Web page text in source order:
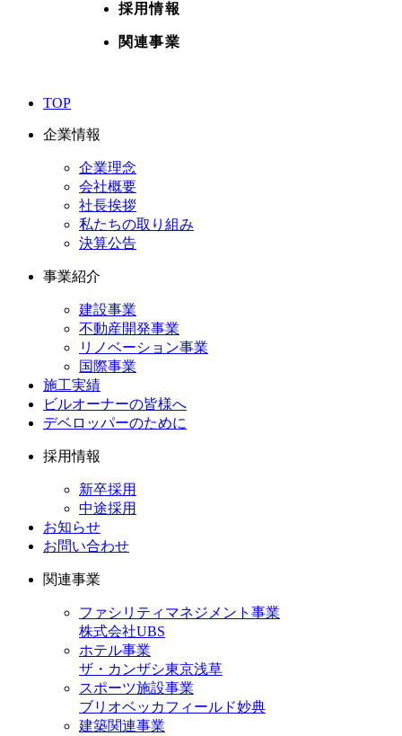
採用情報
関連事業
TOP
企業情報
企業理念
会社概要
社長挨拶
私たちの取り組み
決算公告
事業紹介
建設事業
不動産開発事業
リノベーション事業
国際事業
施工実績
ビルオーナーの皆様へ
デベロッパーのために
採用情報
新卒採用
中途採用
お知らせ
お問い合わせ
関連事業
ファシリティマネジメント事業
株式会社UBS
ホテル事業
ザ・カンザシ東京浅草
スポーツ施設事業
ブリオベッカフィールド妙典
建築関連事業